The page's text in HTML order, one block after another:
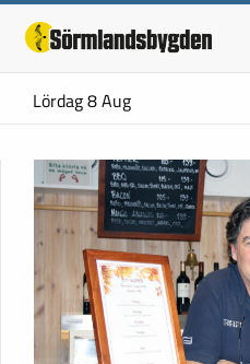
Lördag 8 Aug